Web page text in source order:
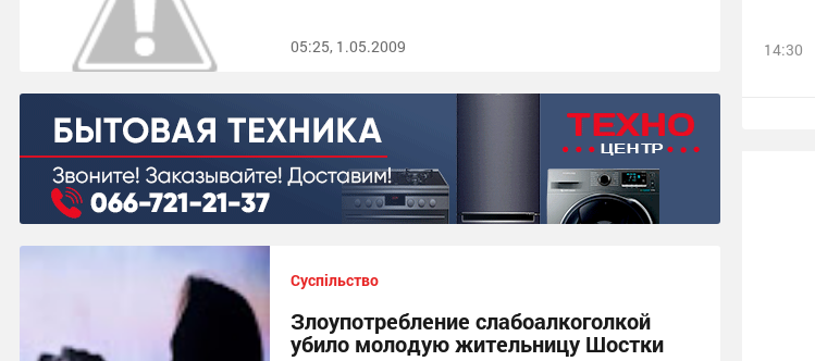
05:25, 1.05.2009
Суспільство
Злоупотребление слабоалкоголкой
убило молодую жительницу Шостки
14:30